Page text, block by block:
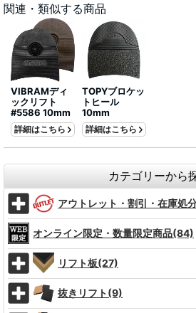
関連・類似する商品
VIBRAMディ
ックリフト
#5586 10mm
詳細はこちら
TOPYブロケッ
トヒール
10mm
詳細はこちら
カテゴリーから
アウトレット・割引・在庫処
オンライン限定・数量限定商品(84)
リフト板(27)
抜きリフト(9)